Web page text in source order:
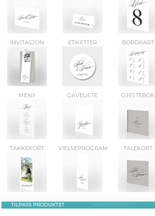
INVITASJON ETIKETTER BORDKART
MENY GAVELISTE GJESTEBOK
TAKKEKORT VIELSEPROGRAM TALEKORT
TILPASS PRODUKTET HANDLEKURV